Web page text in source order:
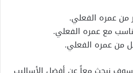
من عمره الفعلي.
مع عمره الفعلي.
من عمره الفعلي.